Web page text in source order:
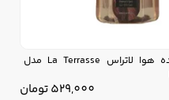
خوشبو کننده هوا لاتراس La Terrasse مدل
529,000تومان